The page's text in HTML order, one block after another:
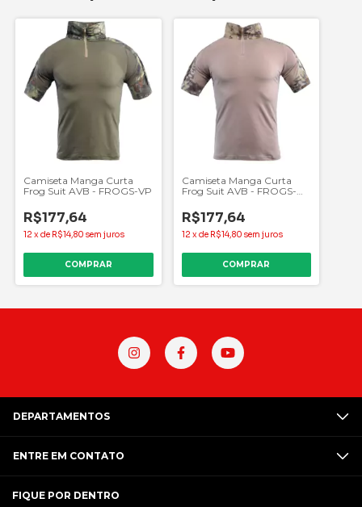
Camiseta Manga Curta
Frog Suit AVB - FROGS-VP
R$177,64
12 xde R$14,80 sem juros
COMPRAR
Camiseta Manga Curta
Frog Suit AVB - FROGS-
R$177,64
12 xde R$14,80 sem juros
COMPRAR
DEPARTAMENTOS
ENTRE EM CONTATO
FIQUE POR DENTRO